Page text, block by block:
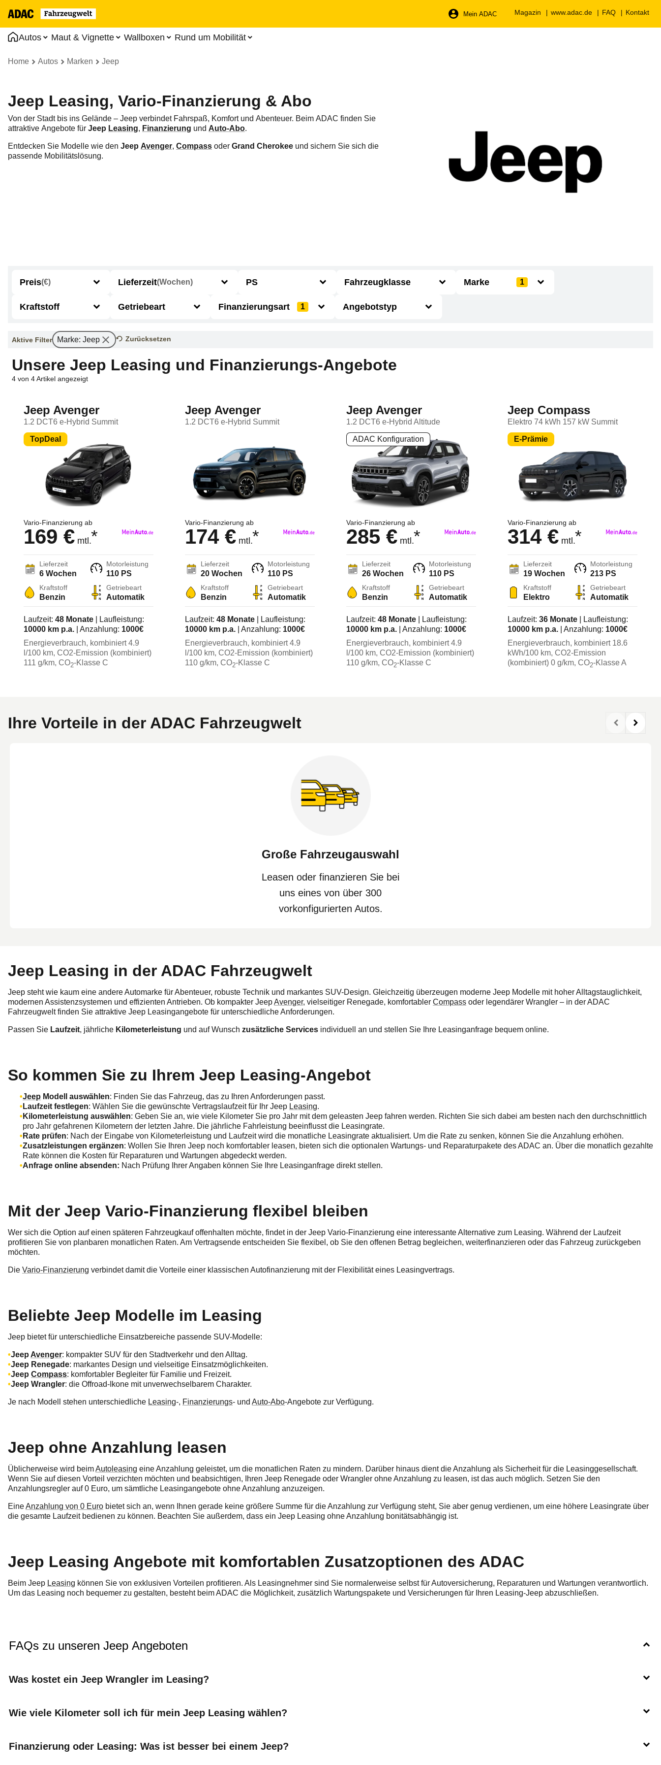
Mein ADAC Magazin www.adac.de FAQ Kontakt
Autos Maut & Vignette Wallboxen Rund um Mobilität
Home Autos Marken Jeep
Jeep Leasing, Vario-Finanzierung & Abo
Von der Stadt bis ins Gelände – Jeep verbindet Fahrspaß, Komfort und Abenteuer. Beim ADAC finden Sie
attraktive Angebote für Jeep Leasing, Finanzierung und Auto-Abo.
Entdecken Sie Modelle wie den Jeep Avenger, Compass oder Grand Cherokee und sichern Sie sich die
passende Mobilitätslösung.
Preis(€) Lieferzeit(Wochen) PS Fahrzeugklasse
Mini/Kleinwagen
Kombi
SUV/Geländewagen
Van/Minivan
Nutzfahrzeug
Sportwagen/Coupé
Marke 1
DS Automobiles
Land Rover
Mitsubishi
Kraftstoff
Benzin
Hybrid
Getriebeart Finanzierungsart 1 Angebotstyp
Herstelleraktion
Aktive Filter Marke: Jeep Zurücksetzen
Unsere Jeep Leasing und Finanzierungs-Angebote
4 von 4Artikel angezeigt
Jeep Avenger
1.2 DCT6 e-Hybrid Summit
TopDeal
Vario-Finanzierung ab
169 € mtl.*
Lieferzeit
6 Wochen
Motorleistung
110 PS
Kraftstoff
Benzin
Getriebeart
Automatik
Laufzeit: 48 Monate | Laufleistung:
10000 km p.a. | Anzahlung: 1000€
Energieverbrauch, kombiniert4.9
l/100 km, CO2-Emission (kombiniert)
111 g/km, CO2-Klasse C
Jeep Avenger
1.2 DCT6 e-Hybrid Summit
Vario-Finanzierung ab
174 € mtl.*
Lieferzeit
20 Wochen
Motorleistung
110 PS
Kraftstoff
Benzin
Getriebeart
Automatik
Laufzeit: 48 Monate | Laufleistung:
10000 km p.a. | Anzahlung: 1000€
Energieverbrauch, kombiniert4.9
l/100 km, CO2-Emission (kombiniert)
110 g/km, CO2-Klasse C
Jeep Avenger
1.2 DCT6 e-Hybrid Altitude
ADAC Konfiguration
Vario-Finanzierung ab
285 € mtl.*
Lieferzeit
26 Wochen
Motorleistung
110 PS
Kraftstoff
Benzin
Getriebeart
Automatik
Laufzeit: 48 Monate | Laufleistung:
10000 km p.a. | Anzahlung: 1000€
Energieverbrauch, kombiniert4.9
l/100 km, CO2-Emission (kombiniert)
110 g/km, CO2-Klasse C
Jeep Compass
Elektro 74 kWh 157 kW Summit
E-Prämie
Vario-Finanzierung ab
314 € mtl.*
Lieferzeit
19 Wochen
Motorleistung
213 PS
Kraftstoff
Elektro
Getriebeart
Automatik
Laufzeit: 36 Monate | Laufleistung:
10000 km p.a. | Anzahlung: 1000€
Energieverbrauch, kombiniert 18.6
kWh/100 km, CO2-Emission
(kombiniert) 0 g/km, CO2-KlasseA
Ihre Vorteile in der ADAC Fahrzeugwelt
Große Fahrzeugauswahl
Leasen oder finanzieren Sie bei
uns eines von über 300
vorkonfigurierten Autos.
Jeep Leasing in der ADAC Fahrzeugwelt
Jeep steht wie kaum eine andere Automarke für Abenteuer, robuste Technik und markantes SUV-Design. Gleichzeitig überzeugen moderne Jeep Modelle mit hoher Alltagstauglichkeit,
modernen Assistenzsystemen und effizienten Antrieben. Ob kompakter JeepAvenger, vielseitiger Renegade, komfortabler Compass oder legendärer Wrangler – in der ADAC
Fahrzeugwelt finden Sie attraktive Jeep Leasingangebote für unterschiedliche Anforderungen.
Passen Sie Laufzeit, jährliche Kilometerleistung und auf Wunsch zusätzliche Services individuell an und stellen Sie Ihre Leasinganfrage bequem online.
So kommen Sie zu Ihrem Jeep Leasing-Angebot
Jeep Modell auswählen: Finden Sie das Fahrzeug, das zu Ihren Anforderungen passt.
Laufzeit festlegen: Wählen Sie die gewünschte Vertragslaufzeit für Ihr Jeep Leasing.
Kilometerleistung auswählen: Geben Sie an, wie viele Kilometer Sie pro Jahr mit dem geleasten Jeep fahren werden. Richten Sie sich dabei am besten nach den durchschnittlich
pro Jahr gefahrenen Kilometern der letzten Jahre. Die jährliche Fahrleistung beeinflusst die Leasingrate.
Rate prüfen: Nach der Eingabe von Kilometerleistung und Laufzeit wird die monatliche Leasingrate aktualisiert. Um die Rate zu senken, können Sie die Anzahlung erhöhen.
Zusatzleistungen ergänzen: Wollen Sie Ihren Jeep noch komfortabler leasen, bieten sich die optionalen Wartungs- und Reparaturpakete des ADAC an. Über die monatlich gezahlte
Rate können die Kosten für Reparaturen und Wartungen abgedeckt werden.
Anfrage online absenden: Nach Prüfung Ihrer Angaben können Sie Ihre Leasinganfrage direkt stellen.
Mit der Jeep Vario-Finanzierung flexibel bleiben
Wer sich die Option auf einen späteren Fahrzeugkauf offenhalten möchte, findet in der Jeep Vario-Finanzierung eine interessante Alternative zum Leasing. Während der Laufzeit
profitieren Sie von planbaren monatlichen Raten. Am Vertragsende entscheiden Sie flexibel, ob Sie den offenen Betrag begleichen, weiterfinanzieren oder das Fahrzeug zurückgeben
möchten.
Die Vario-Finanzierung verbindet damit die Vorteile einer klassischen Autofinanzierung mit der Flexibilität eines Leasingvertrags.
Beliebte Jeep Modelle im Leasing
Jeep bietet für unterschiedliche Einsatzbereiche passende SUV-Modelle:
Jeep Avenger: kompakter SUV für den Stadtverkehr und den Alltag.
Jeep Renegade: markantes Design und vielseitige Einsatzmöglichkeiten.
Jeep Compass: komfortabler Begleiter für Familie und Freizeit.
Jeep Wrangler: die Offroad-Ikone mit unverwechselbarem Charakter.
Je nach Modell stehen unterschiedliche Leasing-, Finanzierungs- und Auto-Abo-Angebote zur Verfügung.
Jeep ohne Anzahlung leasen
Üblicherweise wird beimAutoleasing eine Anzahlung geleistet, um die monatlichen Raten zu mindern. Darüber hinaus dient die Anzahlung als Sicherheit für die Leasinggesellschaft.
Wenn Sie auf diesen Vorteil verzichten möchten und beabsichtigen, Ihren Jeep Renegade oder Wrangler ohne Anzahlung zu leasen, ist das auch möglich. Setzen Sie den
Anzahlungsregler auf 0 Euro, um sämtliche Leasingangebote ohne Anzahlung anzuzeigen.
EineAnzahlung von 0 Euro bietet sich an, wenn Ihnen gerade keine größere Summe für die Anzahlung zur Verfügung steht, Sie aber genug verdienen, um eine höhere Leasingrate über
die gesamte Laufzeit bedienen zu können. Beachten Sie außerdem, dass ein Jeep Leasing ohne Anzahlung bonitätsabhängig ist.
Jeep Leasing Angebote mit komfortablen Zusatzoptionen des ADAC
Beim Jeep Leasing können Sie von exklusiven Vorteilen profitieren. Als Leasingnehmer sind Sie normalerweise selbst für Autoversicherung, Reparaturen und Wartungen verantwortlich.
Um das Leasing noch bequemer zu gestalten, besteht beim ADAC die Möglichkeit, zusätzlich Wartungspakete und Versicherungen für Ihren Leasing-Jeep abzuschließen.
FAQs zu unseren Jeep Angeboten
Was kostet ein Jeep Wrangler im Leasing?
Wie viele Kilometer soll ich für mein Jeep Leasing wählen?
Finanzierung oder Leasing: Was ist besser bei einem Jeep?